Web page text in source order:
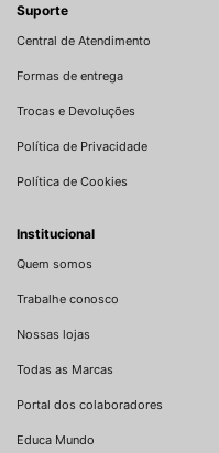
Suporte
Central de Atendimento
Formas de entrega
Trocas e Devoluções
Política de Privacidade
Política de Cookies
Institucional
Quem somos
Trabalhe conosco
Nossas lojas
Todas as Marcas
Portal dos colaboradores
Educa Mundo